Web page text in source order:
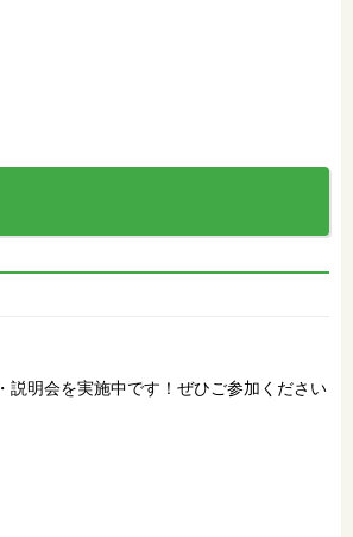
明会を実施中です！ぜひご参加ください